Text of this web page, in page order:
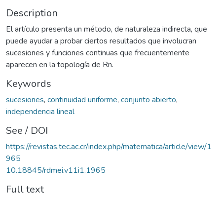
Description
El artículo presenta un método, de naturaleza indirecta, que
puede ayudar a probar ciertos resultados que involucran
sucesiones y funciones continuas que frecuentemente
aparecen en la topología de Rn.
Keywords
sucesiones, continuidad uniforme, conjunto abierto,
independencia lineal
See / DOI
https://revistas.tec.ac.cr/index.php/matematica/article/view/1
965
10.18845/rdmei.v11i1.1965
Full text